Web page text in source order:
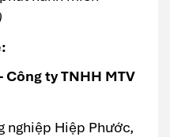
Công ty TNHH MTV
nghiệp Hiệp Phước,